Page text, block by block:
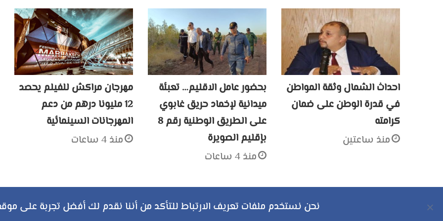
احداث الشمال وثقة المواطن
في قدرة الوطن على ضمان
كرامته
منذ ساعتين
بحضور عامل الاقليم… تعبئة
ميدانية لإخماد حريق غابوي
على الطريق الوطنية رقم 8
بإقليم الصويرة
منذ 4 ساعات
مهرجان مراكش للفيلم يحصد
12 مليونا درهم من دعم
المهرجانات السينمائية
منذ 4 ساعات
حقوق النشر محفوظة © 2026 لموقع مراكش بوست سياسة ملخصفيسبوك
تويتريوتيوب
انستقرام
‏Google
نحن نستخدم ملفات تعريف الارتباط للتأكد من أننا نقدم لك أفضل تجربة على